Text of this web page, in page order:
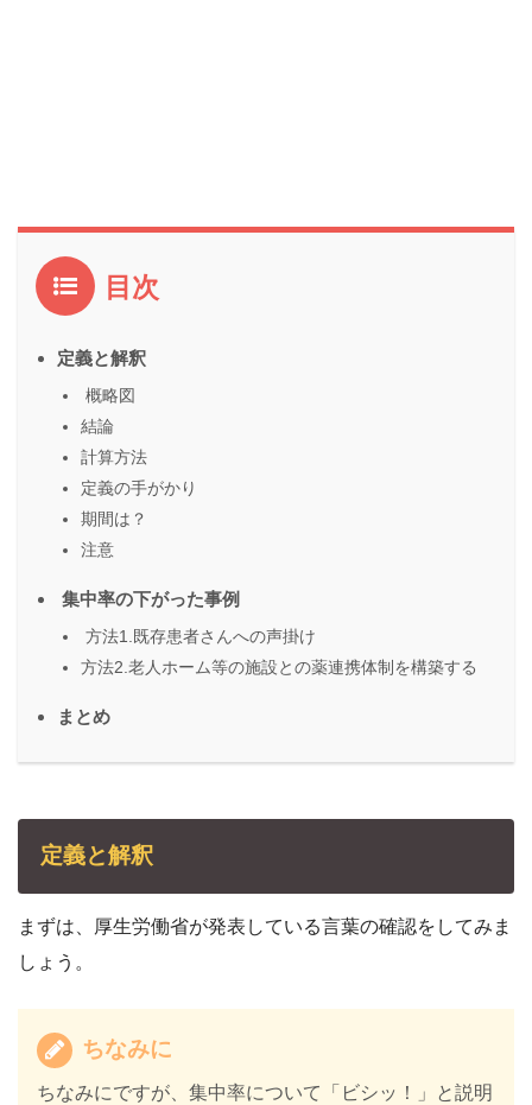
目次
定義と解釈
概略図
結論
計算方法
定義の手がかり
期間は？
注意
集中率の下がった事例
方法1.既存患者さんへの声掛け
方法2.老人ホーム等の施設との薬連携体制を構築する
まとめ
定義と解釈
まずは、厚生労働省が発表している言葉の確認をしてみま
しょう。
ちなみに
ちなみにですが、集中率について「ビシッ！」と説明